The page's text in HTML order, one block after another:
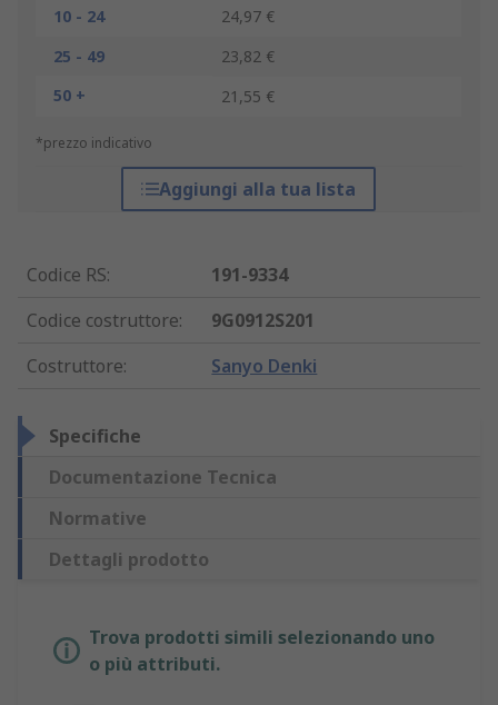
10 - 24
24,97 €
25 - 49
23,82 €
50 +
21,55 €
*prezzo indicativo
Aggiungi alla tua lista
Codice RS:
191-9334
Codice costruttore:
9G0912S201
Costruttore: Sanyo Denki
Specifiche
Documentazione Tecnica
Normative
Dettagli prodotto
Trova prodotti simili selezionando uno
o più attributi.